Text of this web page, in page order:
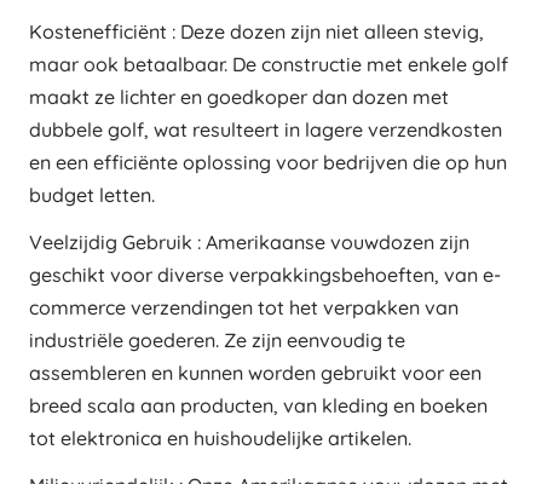
Kostenefficiënt : Deze dozen zijn niet alleen stevig,
maar ook betaalbaar. De constructie met enkele golf
maakt ze lichter en goedkoper dan dozen met
dubbele golf, wat resulteert in lagere verzendkosten
en een efficiënte oplossing voor bedrijven die op hun
budget letten.
Veelzijdig Gebruik : Amerikaanse vouwdozen zijn
geschikt voor diverse verpakkingsbehoeften, van e-
commerce verzendingen tot het verpakken van
industriële goederen. Ze zijn eenvoudig te
assembleren en kunnen worden gebruikt voor een
breed scala aan producten, van kleding en boeken
tot elektronica en huishoudelijke artikelen.